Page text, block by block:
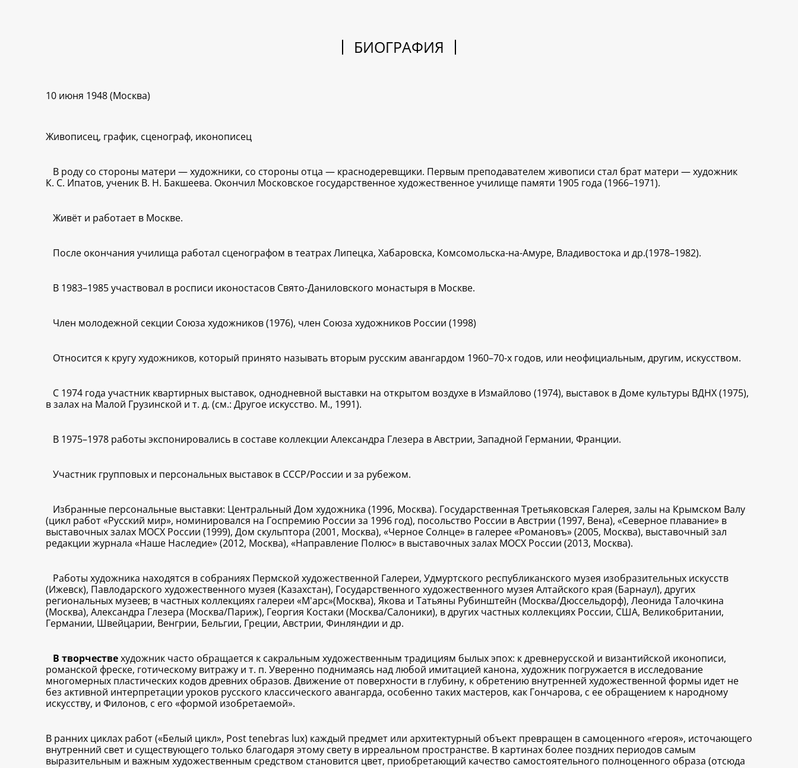
БИОГРАФИЯ
10 июня 1948 (Москва)
Живописец, график, сценограф, иконописец
В роду со стороны матери — художники, со стороны отца — краснодеревщики. Первым преподавателем живописи стал брат матери — художник
К. С. Ипатов, ученик В. Н. Бакшеева. Окончил Московское государственное художественное училище памяти 1905 года (1966–1971).
Живёт и работает в Москве.
После окончания училища работал сценографом в театрах Липецка, Хабаровска, Комсомольска-на-Амуре, Владивостока и др.(1978–1982).
В 1983–1985 участвовал в росписи иконостасов Свято-Даниловского монастыря в Москве.
Член молодежной секции Союза художников (1976), член Союза художников России (1998)
Относится к кругу художников, который принято называть вторым русским авангардом 1960–70-х годов, или неофициальным, другим, искусством.
С 1974 года участник квартирных выставок, однодневной выставки на открытом воздухе в Измайлово (1974), выставок в Доме культуры ВДНХ (1975),
в залах на Малой Грузинской и т. д. (см.: Другое искусство. М., 1991).
В 1975–1978 работы экспонировались в составе коллекции Александра Глезера в Австрии, Западной Германии, Франции.
Участник групповых и персональных выставок в СССР/России и за рубежом.
Избранные персональные выставки: Центральный Дом художника (1996, Москва). Государственная Третьяковская Галерея, залы на Крымском Валу
(цикл работ «Русский мир», номинировался на Госпремию России за 1996 год), посольство России в Австрии (1997, Вена), «Северное плавание» в
выставочных залах МОСХ России (1999), Дом скульптора (2001, Москва), «Черное Солнце» в галерее «Романовъ» (2005, Москва), выставочный зал
редакции журнала «Наше Наследие» (2012, Москва), «Направление Полюс» в выставочных залах МОСХ России (2013, Москва).
Работы художника находятся в собраниях Пермской художественной Галереи, Удмуртского республиканского музея изобразительных искусств
(Ижевск), Павлодарского художественного музея (Казахстан), Государственного художественного музея Алтайского края (Барнаул), других
региональных музеев; в частных коллекциях галереи «М'арс»(Москва), Якова и Татьяны Рубинштейн (Москва/Дюссельдорф), Леонида Талочкина
(Москва), Александра Глезера (Москва/Париж), Георгия Костаки (Москва/Салоники), в других частных коллекциях России, США, Великобритании,
Германии, Швейцарии, Венгрии, Бельгии, Греции, Австрии, Финляндии и др.
В творчествехудожник часто обращается к сакральным художественным традициям былых эпох: к древнерусской и византийской иконописи,
романской фреске, готическому витражу и т. п. Уверенно поднимаясь над любой имитацией канона, художник погружается в исследование
многомерных пластических кодов древних образов. Движение от поверхности в глубину, к обретению внутренней художественной формы идет не
без активной интерпретации уроков русского классического авангарда, особенно таких мастеров, как Гончарова, с ее обращением к народному
искусству, и Филонов, с его «формой изобретаемой».
В ранних циклах работ («Белый цикл», Post tenebras lux) каждый предмет или архитектурный объект превращен в самоценного «героя», источающего
внутренний свет и существующего только благодаря этому свету в ирреальном пространстве. В картинах более поздних периодов самым
выразительным и важным художественным средством становится цвет, приобретающий качество самостоятельного полноценного образа (отсюда